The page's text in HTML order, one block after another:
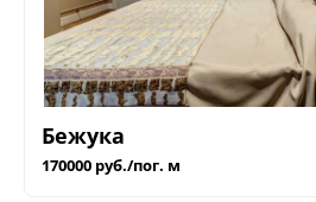
Бежука
170000 руб./пог. м